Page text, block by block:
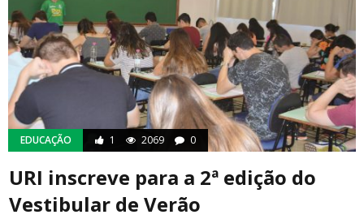
EDUCAÇÃO 1 2069 0
URI inscreve para a 2ª edição do
Vestibular de Verão